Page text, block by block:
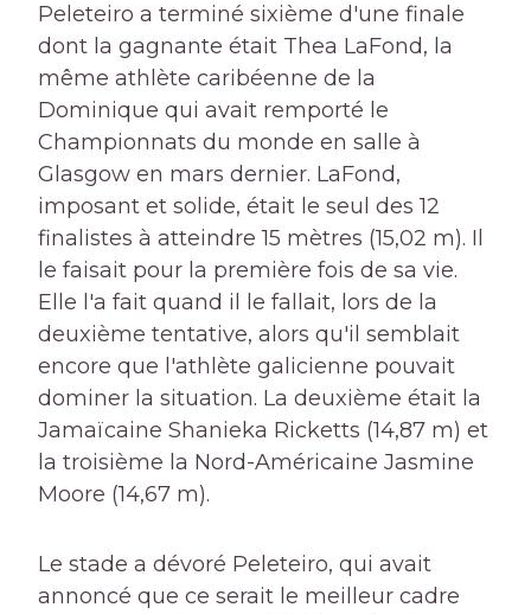
Peleteiro a terminé sixième d'une finale
dont la gagnante était Thea LaFond, la
même athlète caribéenne de la
Dominique qui avait remporté le
Championnats du monde en salle à
Glasgow en mars dernier. LaFond,
imposant et solide, était le seul des 12
finalistes à atteindre 15 mètres (15,02 m). Il
le faisait pour la première fois de sa vie.
Elle l'a fait quand il le fallait, lors de la
deuxième tentative, alors qu'il semblait
encore que l'athlète galicienne pouvait
dominer la situation. La deuxième était la
Jamaïcaine Shanieka Ricketts (14,87 m) et
la troisième la Nord-Américaine Jasmine
Moore (14,67 m).
Le stade a dévoré Peleteiro, qui avait
annoncé que ce serait le meilleur cadre